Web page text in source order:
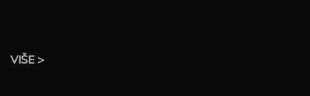
VIŠE >